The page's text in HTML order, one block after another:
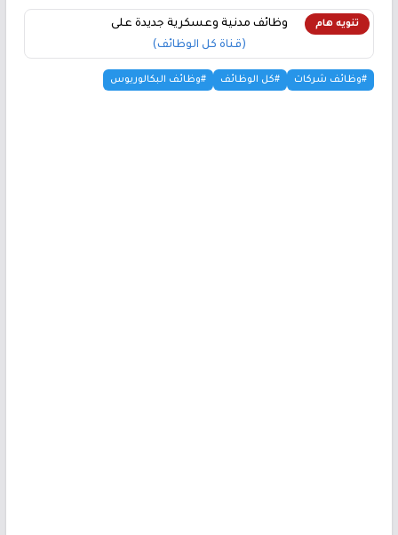
تنويه هام
وظائف مدنية وعسكرية جديدة على
(قناة كل الوظائف)
#وظائف شركات #كل الوظائف #وظائف البكالوريوس